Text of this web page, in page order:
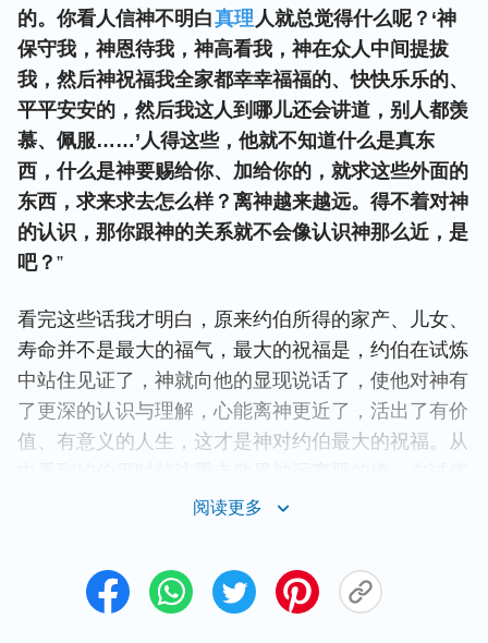
的。你看人信神不明白真理 人就总觉得什么呢？‘神
保守我，神恩待我，神高看我，神在众人中间提拔
我，然后神祝福我全家都幸幸福福的、快快乐乐的、
平平安安的，然后我这人到哪儿还会讲道，别人都羡
慕、佩服……’人得这些，他就不知道什么是真东
西，什么是神要赐给你、加给你的，就求这些外面的
东西，求来求去怎么样？离神越来越远。得不着对神
的认识，那你跟神的关系就不会像认识神那么近，是
吧？ ”
看完这些话我才明白，原来约伯所得的家产、儿女、
寿命并不是最大的福气，最大的祝福是，约伯在试炼
中站住见证了，神就向他的显现说话了，使他对神有
了更深的认识与理解，心能离神更近了，活出了有价
值、有意义的人生，这才是神对约伯最大的祝福。从
临到的时候，他对神的主宰就有一些认识了，所以家
话。看到约伯心里宝爱的不是物质的祝福，那些物质
阅读更多